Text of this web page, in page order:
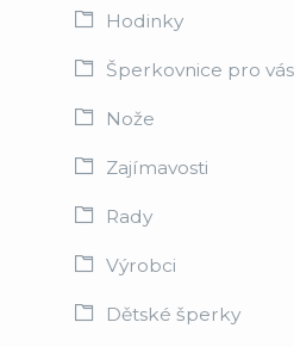
Hodinky
Šperkovnice pro vás
Nože
Zajímavosti
Rady
Výrobci
Dětské šperky